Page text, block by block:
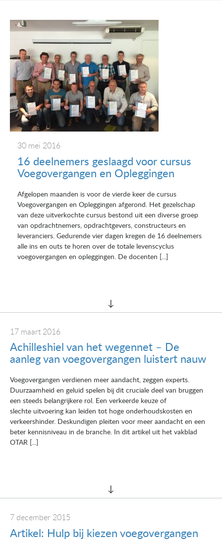
30 mei 2016
16 deelnemers geslaagd voor cursus
Voegovergangen en Opleggingen
Afgelopen maanden is voor de vierde keer de cursus
Voegovergangen en Opleggingen afgerond. Het gezelschap
van deze uitverkochte cursus bestond uit een diverse groep
van opdrachtnemers, opdrachtgevers, constructeurs en
leveranciers. Gedurende vier dagen kregen de 16 deelnemers
alle ins en outs te horen over de totale levenscyclus
voegovergangen en opleggingen. De docenten [...]
17 maart 2016
Achilleshiel van het wegennet – De
aanleg van voegovergangen luistert nauw
Voegovergangen verdienen meer aandacht, zeggen experts.
Duurzaamheid en geluid spelen bij dit cruciale deel van bruggen
een steeds belangrijkere rol. Een verkeerde keuze of
slechte uitvoering kan leiden tot hoge onderhoudskosten en
verkeershinder. Deskundigen pleiten voor meer aandacht en een
beter kennisniveau in de branche. In dit artikel uit het vakblad
OTAR [...]
7 december 2015
Artikel: Hulp bij kiezen voegovergangen